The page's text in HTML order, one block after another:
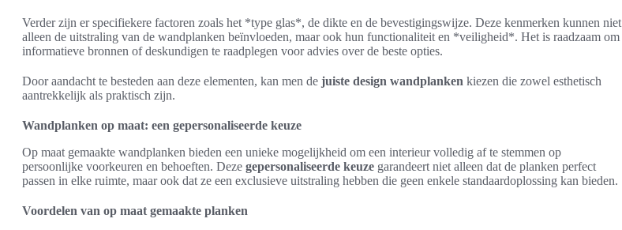
Verder zijn er specifiekere factoren zoals het *type glas*, de dikte en de bevestigingswijze. Deze kenmerken kunnen niet
alleen de uitstraling van de wandplanken beïnvloeden, maar ook hun functionaliteit en *veiligheid*. Het is raadzaam om
informatieve bronnen of deskundigen te raadplegen voor advies over de beste opties.
Door aandacht te besteden aan deze elementen, kan men de juiste design wandplanken kiezen die zowel esthetisch
aantrekkelijk als praktisch zijn.
Wandplanken op maat: een gepersonaliseerde keuze
Op maat gemaakte wandplanken bieden een unieke mogelijkheid om een interieur volledig af te stemmen op
persoonlijke voorkeuren en behoeften. Deze gepersonaliseerde keuze garandeert niet alleen dat de planken perfect
passen in elke ruimte, maar ook dat ze een exclusieve uitstraling hebben die geen enkele standaardoplossing kan bieden.
Voordelen van op maat gemaakte planken